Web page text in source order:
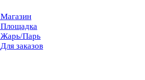
Магазин
Площадка
Жарь/Парь
Для заказов